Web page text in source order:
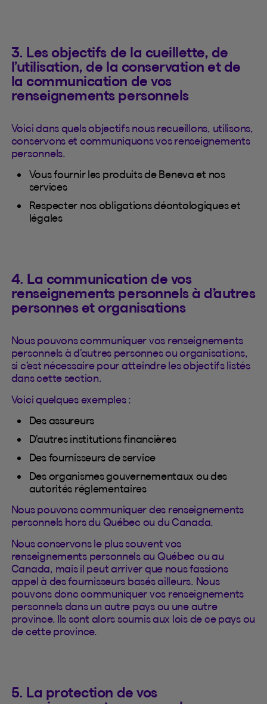
3. Les objectifs de la cueillette, de
l’utilisation, de la conservation et de
la communication de vos
renseignements personnels
Voici dans quels objectifs nous recueillons, utilisons,
conservons et communiquons vos renseignements
personnels.
Vous fournir les produits de Beneva et nos
services
Respecter nos obligations déontologiques et
légales
4. La communication de vos
renseignements personnels à d’autres
personnes et organisations
Nous pouvons communiquer vos renseignements
personnels à d’autres personnes ou organisations,
si c’est nécessaire pour atteindre les objectifs listés
dans cette section.
Voici quelques exemples :
Des assureurs
D’autres institutions financières
Des fournisseurs de service
Des organismes gouvernementaux ou des
autorités réglementaires
Nous pouvons communiquer des renseignements
personnels hors du Québec ou du Canada.
Nous conservons le plus souvent vos
renseignements personnels au Québec ou au
Canada, mais il peut arriver que nous fassions
appel à des fournisseurs basés ailleurs. Nous
pouvons donc communiquer vos renseignements
personnels dans un autre pays ou une autre
province. Ils sont alors soumis aux lois de ce pays ou
de cette province.
5. La protection de vos